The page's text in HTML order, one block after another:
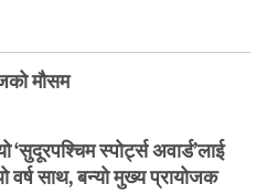
मौसम
‘सुदूरपश्चिम स्पोर्ट्स अवार्ड’लाई
वर्ष साथ, बन्यो मुख्य प्रायोजक